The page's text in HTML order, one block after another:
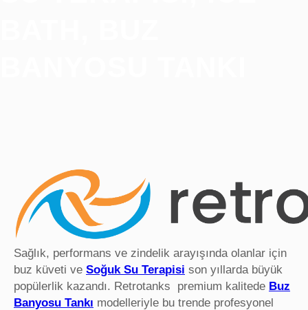
Sağlık, performans ve zindelik arayışında olanlar için
buz küveti ve Soğuk Su Terapisi son yıllarda büyük
popülerlik kazandı. Retrotanks premium kalitede Buz
Banyosu Tankı modelleriyle bu trende profesyonel